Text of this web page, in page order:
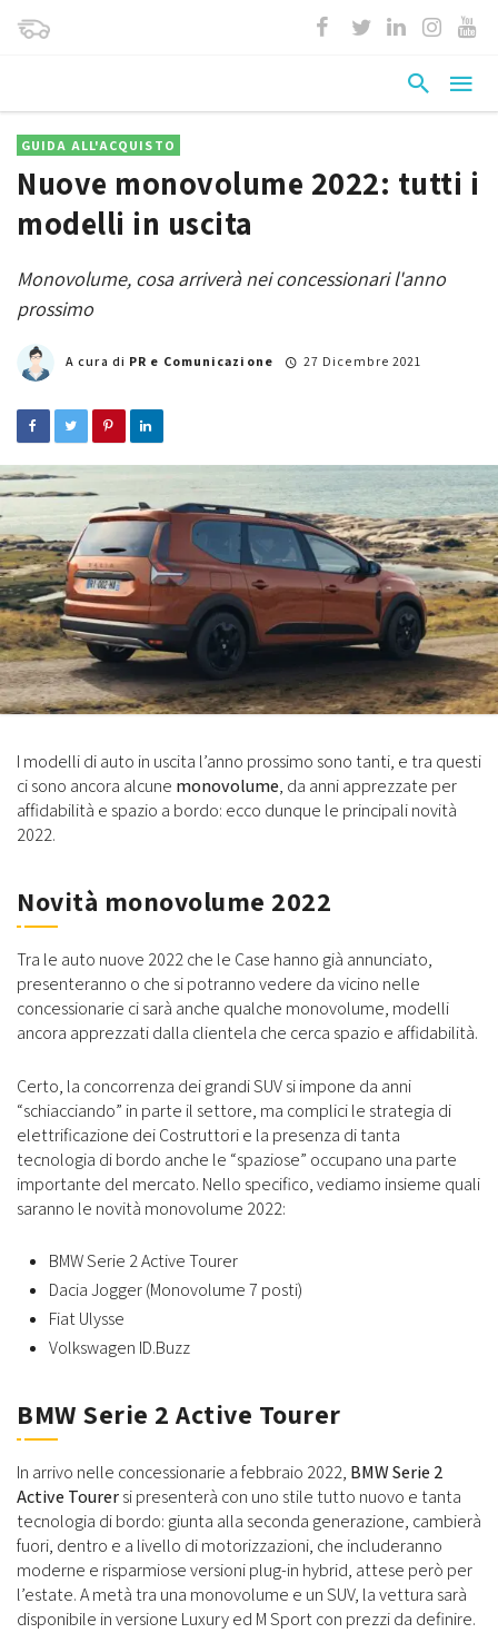
GUIDA ALL'ACQUISTO
Nuove monovolume 2022: tutti i
modelli in uscita
Monovolume, cosa arriverà nei concessionari l'anno
prossimo
A cura di PR e Comunicazione 27 Dicembre 2021
I modelli di auto in uscita l’anno prossimo sono tanti, e tra questi
ci sono ancora alcune monovolume, da anni apprezzate per
affidabilità e spazio a bordo: ecco dunque le principali novità
2022.
Novità monovolume 2022
Tra le auto nuove 2022 che le Case hanno già annunciato,
presenteranno o che si potranno vedere da vicino nelle
concessionarie ci sarà anche qualche monovolume, modelli
ancora apprezzati dalla clientela che cerca spazio e affidabilità.
Certo, la concorrenza dei grandi SUV si impone da anni
“schiacciando” in parte il settore, ma complici le strategia di
elettrificazione dei Costruttori e la presenza di tanta
tecnologia di bordo anche le “spaziose” occupano una parte
importante del mercato. Nello specifico, vediamo insieme quali
saranno le novità monovolume 2022:
BMW Serie 2 Active Tourer
Dacia Jogger (Monovolume 7 posti)
Fiat Ulysse
Volkswagen ID.Buzz
BMW Serie 2 Active Tourer
In arrivo nelle concessionarie a febbraio 2022, BMW Serie 2
Active Tourersi presenterà con uno stile tutto nuovo e tanta
tecnologia di bordo: giunta alla seconda generazione, cambierà
fuori, dentro e a livello di motorizzazioni, che includeranno
moderne e risparmiose versioni plug-in hybrid, attese però per
l’estate. A metà tra una monovolume e un SUV, la vettura sarà
disponibile in versione Luxury ed M Sport con prezzi da definire.